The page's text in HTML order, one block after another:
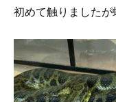
初めて触りました